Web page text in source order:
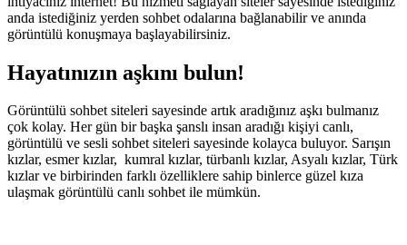
anda istediğiniz yerden sohbet odalarına bağlanabilir ve anında
görüntülü konuşmaya başlayabilirsiniz.
Hayatınızın aşkını bulun!
Görüntülü sohbet siteleri sayesinde artık aradığınız aşkı bulmanız
çok kolay. Her gün bir başka şanslı insan aradığı kişiyi canlı,
görüntülü ve sesli sohbet siteleri sayesinde kolayca buluyor. Sarışın
kızlar, esmer kızlar, kumral kızlar, türbanlı kızlar, Asyalı kızlar, Türk
kızlar ve birbirinden farklı özelliklere sahip binlerce güzel kıza
ulaşmak görüntülü canlı sohbet ile mümkün.